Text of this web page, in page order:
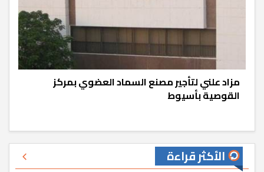
مزاد علني لتأجير مصنع السماد العضوي بمركز
القوصية بأسيوط
الأكثر قراءة